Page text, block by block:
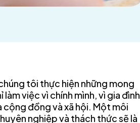
tôi thực hiện những mong
việc vì chính mình, vì gia đình
cộng đồng và xã hội. Một môi
nghiệp và thách thức sẽ là